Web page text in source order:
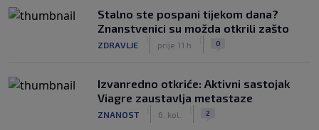
Stalno ste pospani tijekom dana?
Znanstvenici su možda otkrili zašto
ZDRAVLJE prije 11 h 0
Izvanredno otkriće: Aktivni sastojak
Viagre zaustavlja metastaze
ZNANOST 6. kol. 2